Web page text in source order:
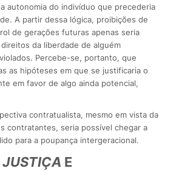
autonomia do indivíduo que precederia
A partir dessa lógica, proibições de
de gerações futuras apenas seria
da liberdade de alguém
Percebe-se, portanto, que
as hipóteses em que se justificaria o
em favor de algo ainda potencial,
contratualista, mesmo em vista da
contratantes, seria possível chegar a
para a poupança intergeracional.
JUSTIÇA E